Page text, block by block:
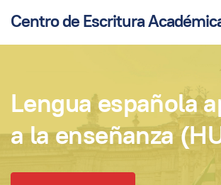
Centro de Escritura
Lengua española
a la enseñanza